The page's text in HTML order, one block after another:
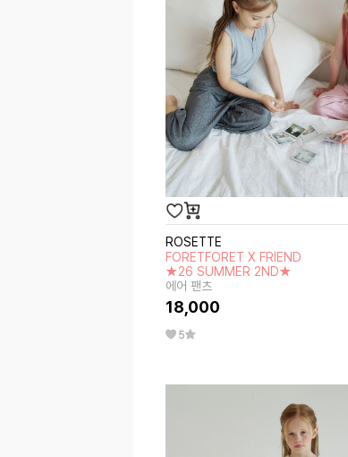
ROSETTE
FORETFORET X FRIEND
★26 SUMMER 2ND★
에어 팬츠
18,000
5